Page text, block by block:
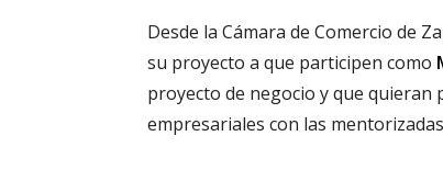
Desde la Cámara de Comercio de
su proyecto a que participen como
proyecto de negocio y que quieran
empresariales con las